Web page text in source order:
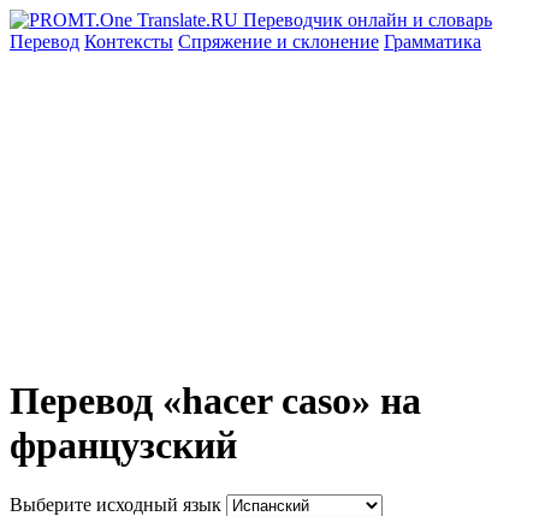
Перевод Контексты Спряжение и склонение Грамматика
Перевод «hacer caso» на
французский
Выберите исходный язык